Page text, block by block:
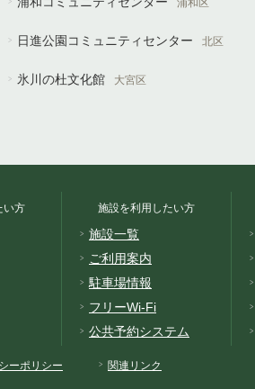
日進公園コミュニティセンター 北区
氷川の杜文化館 大宮区
い方 施設を利用したい方
施設一覧
ご利用案内
駐車場情報
フリーWi-Fi
公共予約システム
ーポリシー 関連リンク